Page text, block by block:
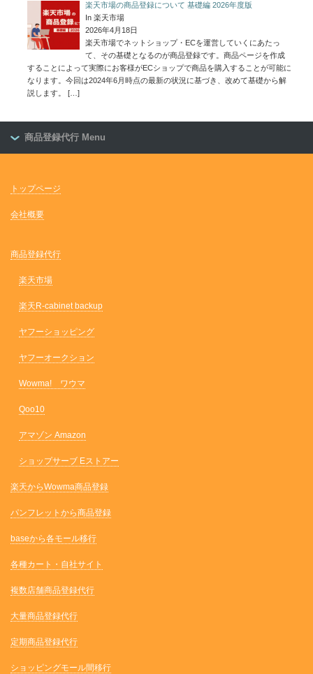
楽天市場の商品登録について 基礎編 2026年度版
In 楽天市場
2026年4月18日
楽天市場でネットショップ・ECを運営していくにあたっ
て、その基礎となるのが商品登録です。商品ページを作成
することによって実際にお客様がECショップで商品を購入することが可能に
なります。今回は2024年6月時点の最新の状況に基づき、改めて基礎から解
説します。
[…]
商品登録代行 Menu
トップページ
会社概要
商品登録代行
楽天市場
楽天R-cabinet backup
ヤフーショッピング
ヤフーオークション
Wowma! ワウマ
Qoo10
アマゾン Amazon
ショップサーブ Eストアー
楽天からWowma商品登録
パンフレットから商品登録
baseから各モール移行
各種カート・自社サイト
複数店舗商品登録代行
大量商品登録代行
定期商品登録代行
ショッピングモール間移行